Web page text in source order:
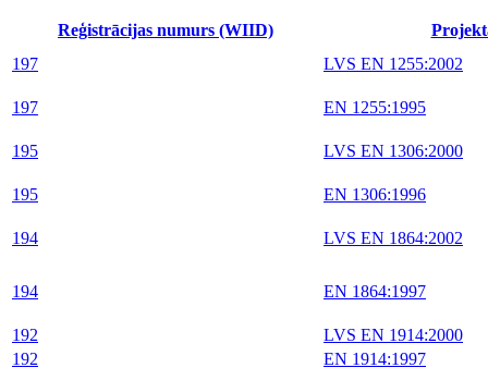
Reģistrācijas numurs (WIID)
197
LVS EN 1255:2002
197 EN 1255:1995
195 LVS EN 1306:2000
195 EN 1306:1996
194 LVS EN 1864:2002
194 EN 1864:1997
192
LVS EN 1914:2000
192
EN 1914:1997